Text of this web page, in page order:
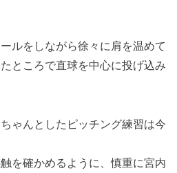
ルをしながら徐々に肩を温めて
ところで直球を中心に投げ込み
ゃんとしたピッチング練習は今
を確かめるように、慎重に宮内